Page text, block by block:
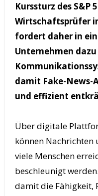
Kurssturz des S&P
Wirtschaftsprüfer
fordert daher in
Unternehmen
damit Fake-
und effizient
Über digitale
können
viele Menschen
beschleunigt
damit die Fähigkeit,